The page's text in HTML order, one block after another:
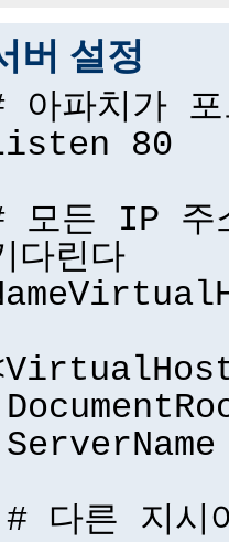
버 설정
아파치가
80
모든 IP 주
다린다
# 다른 지시